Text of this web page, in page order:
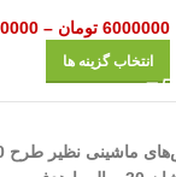
6000000 تومان –
انتخاب گزینه ها